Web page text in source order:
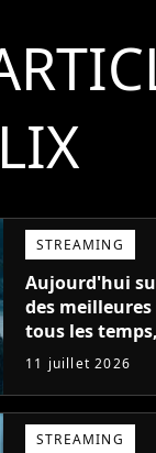
STREAMING
Aujourd'hui
des
tous les
parfaites
11 juillet 2026
STREAMING